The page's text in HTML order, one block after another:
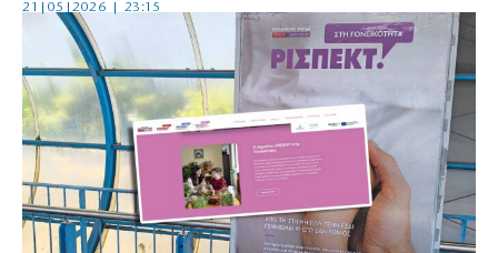
21|05|2026 | 23:15